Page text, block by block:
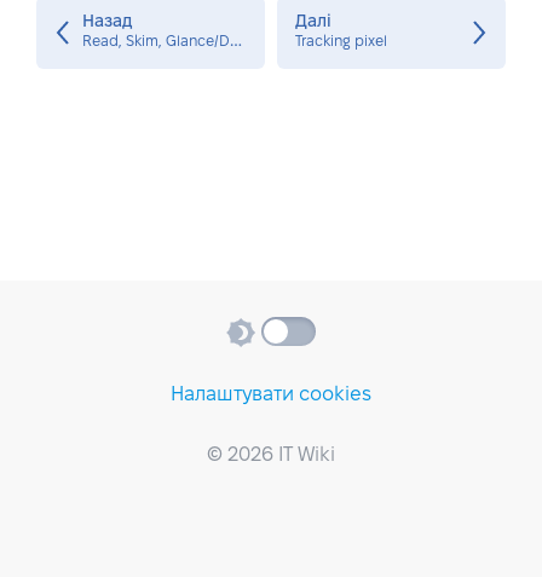
Назад
R
ead, Skim, Glance/Delete
Далі
Tracking pixel
Налаштувати cookies
© 2026 IT Wiki